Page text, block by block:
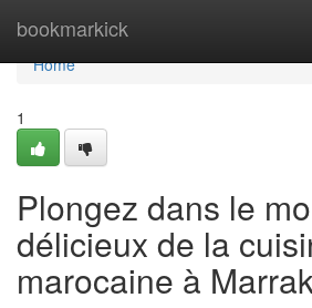
bookmarkick
Home
Home
1
Plongez dans le
délicieux de la
marocaine à